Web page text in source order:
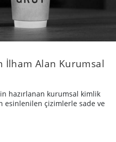
İlham Alan Kurumsal
hazırlanan kurumsal kimlik
esinlenilen çizimlerle sade ve